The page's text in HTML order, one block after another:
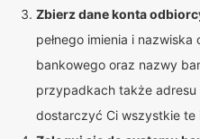
Zbierz dane konta
pełnego imienia i
bankowego oraz nazwy
przypadkach także
dostarczyć Ci wszystkie te